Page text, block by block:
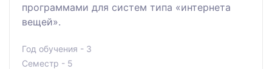
программами для систем типа «интернета
вещей».
Год обучения - 3
Семестр - 5